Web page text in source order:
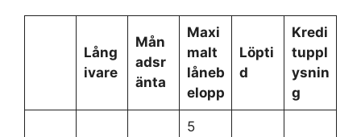
Lång
ivare
Mån
adsr
änta
Maxi
malt
låneb
elopp
Löpti
d
Kredi
tuppl
ysnin
g
5